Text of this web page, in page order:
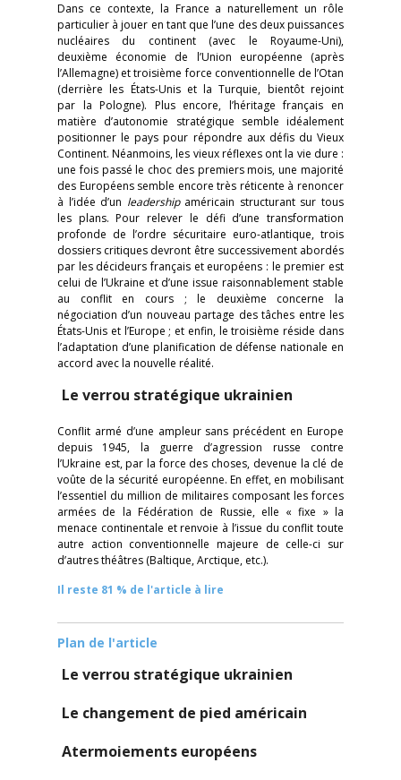
Dans ce contexte, la France a naturellement un rôle
particulier à jouer en tant que l’une des deux puissances
nucléaires du continent (avec le Royaume-Uni),
deuxième économie de l’Union européenne (après
l’Allemagne) et troisième force conventionnelle de l’Otan
(derrière les États-Unis et la Turquie, bientôt rejoint
par la Pologne). Plus encore, l’héritage français en
matière d’autonomie stratégique semble idéalement
positionner le pays pour répondre aux défis du Vieux
Continent. Néanmoins, les vieux réflexes ont la vie dure :
une fois passé le choc des premiers mois, une majorité
des Européens semble encore très réticente à renoncer
à l’idée d’un leadershipaméricain structurant sur tous
les plans. Pour relever le défi d’une transformation
profonde de l’ordre sécuritaire euro-atlantique, trois
dossiers critiques devront être successivement abordés
par les décideurs français et européens : le premier est
celui de l’Ukraine et d’une issue raisonnablement stable
au conflit en cours ; le deuxième concerne la
négociation d’un nouveau partage des tâches entre les
États-Unis et l’Europe ; et enfin, le troisième réside dans
l’adaptation d’une planification de défense nationale en
accord avec la nouvelle réalité.
Le verrou stratégique ukrainien
Conflit armé d’une ampleur sans précédent en Europe
depuis 1945, la guerre d’agression russe contre
l’Ukraine est, par la force des choses, devenue la clé de
voûte de la sécurité européenne. En effet, en mobilisant
l’essentiel du million de militaires composant les forces
armées de la Fédération de Russie, elle « fixe » la
menace continentale et renvoie à l’issue du conflit toute
autre action conventionnelle majeure de celle-ci sur
d’autres théâtres (Baltique, Arctique, etc.).
Il reste 81 % de l'article à lire
Plan de l'article
Le verrou stratégique ukrainien
Le changement de pied américain
Atermoiements européens